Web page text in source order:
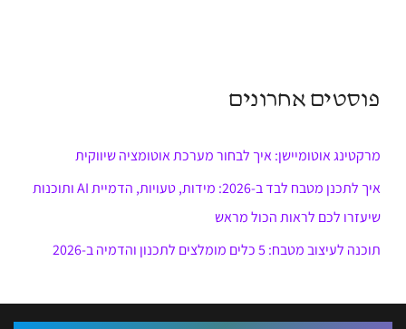
פוסטים אחרונים
מרקטינג אוטומיישן: איך לבחור מערכת אוטומציה שיווקית
איך לתכנן מטבח לבד ב-2026: מידות, טעויות, הדמיית AI ותוכנות
שיעזרו לכם לראות הכול מראש
תוכנה לעיצוב מטבח: 5 כלים מומלצים לתכנון והדמיה ב-2026